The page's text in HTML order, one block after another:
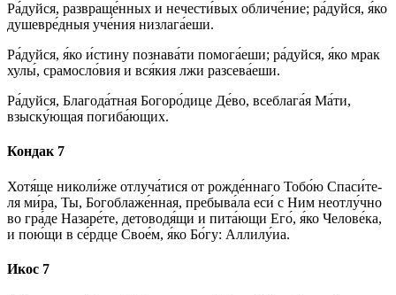
Ра́­дуй­ся, развраще́нных и не­чес­ти́­вых об­ли­че́­ние; ра́­дуй­ся, я́ко
душевре́дныя уче́ния низлага́еши.
Ра́­дуй­ся, я́ко и́с­ти­ну познава́ти по­мо­га́е­ши; ра́­дуй­ся, я́ко мрак
хулы́, срамосло́вия и вся́­кия лжи разсева́еши.
Ра́­дуй­ся, Бла­го­да́т­ная Бо­го­ро́­ди­це Де́­во, всеблага́я Ма́­ти,
взыску́ющая погиба́ющих.
Кондак 7
Хотя́ще николи́же отлуча́тися от рож­де́н­на­го То­бо́ю Спа­си́­те­
ля ми́­ра, Ты, Богоблаже́нная, пребыва́ла еси́ с Ним неотлу́чно
во гра́­де Назаре́те, детоводя́щи и пита́ющи Его́, я́ко Че­ло­ве́­ка,
и пою́щи в се́рд­це Сво­е́м, я́ко Бо́­гу: Алли­лу́иа.
Икос 7